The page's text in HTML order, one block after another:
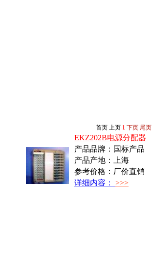
首页 上页 1 下页 尾页
EKZ202B电源分配器
产品品牌：国标产品
产品产地：上海
参考价格：厂价直销
详细内容： >>>